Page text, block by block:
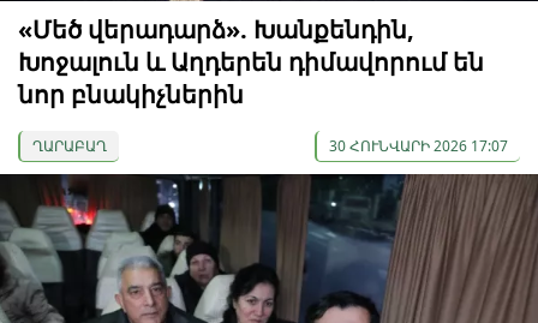
«Մեծ վերադարձ». Խանքենդին,
Խոջալուն և Աղդերեն դիմավորում են
նոր բնակիչներին
ՂԱՐԱԲԱՂ 30 ՀՈՒՆՎԱՐԻ 2026 17:07